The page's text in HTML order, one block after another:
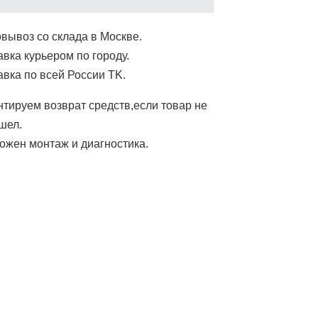
со склада в Москве.
курьером по городу.
по всей России ТK.
возврат средств,если товар не
монтаж и диагностика.